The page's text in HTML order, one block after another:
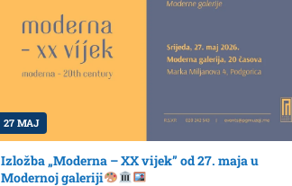
27 MAJ
Izložba „Moderna – XX vijek” od 27. maja u
Modernoj galeriji